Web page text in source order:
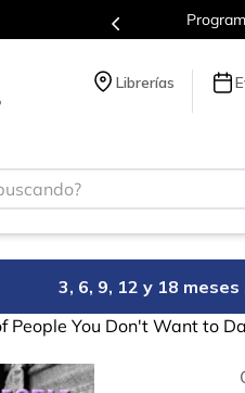
Librerías
3, 6, 9, 12 y 18
People You Don't Want to